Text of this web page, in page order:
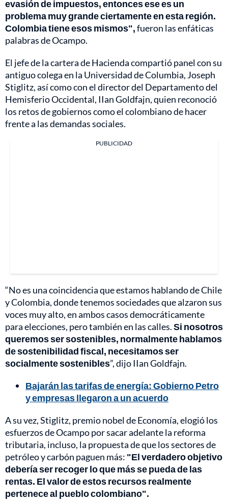
evasión de impuestos, entonces ese es un
problema muy grande ciertamente en esta región.
Colombia tiene esos mismos",fueron las enfáticas
palabras de Ocampo.
El jefe de la cartera de Hacienda compartió panel con su
antiguo colega en la Universidad de Columbia, Joseph
Stiglitz, así como con el director del Departamento del
Hemisferio Occidental, IIan Goldfajn, quien reconoció
los retos de gobiernos como el colombiano de hacer
frente a las demandas sociales.
PUBLICIDAD
“No es una coincidencia que estamos hablando de Chile
y Colombia, donde tenemos sociedades que alzaron sus
voces muy alto, en ambos casos democráticamente
para elecciones, pero también en las calles.Si nosotros
queremos ser sostenibles, normalmente hablamos
de sostenibilidad fiscal, necesitamos ser
socialmente sostenibles”, dijo IIan Goldfajn.
Bajarán las tarifas de energía: Gobierno Petro
y empresas llegaron a un acuerdo
A su vez, Stiglitz, premio nobel de Economía, elogió los
esfuerzos de Ocampo por sacar adelante la reforma
tributaria, incluso, la propuesta de que los sectores de
petróleo y carbón paguen más: "El verdadero objetivo
debería ser recoger lo que más se pueda de las
rentas. El valor de estos recursos realmente
pertenece al pueblo colombiano".